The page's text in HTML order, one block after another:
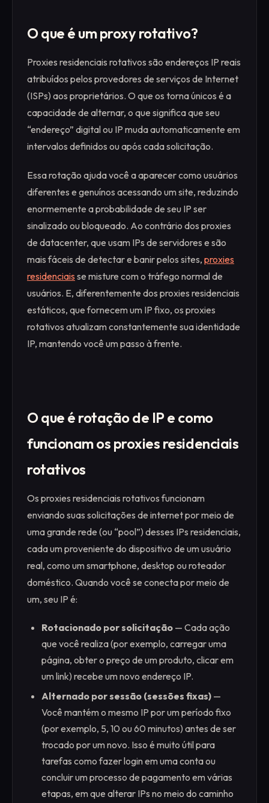
O que é um proxy rotativo?
Proxies residenciais rotativos são endereços IP reais
atribuídos pelos provedores de serviços de Internet
(ISPs) aos proprietários. O que os torna únicos é a
capacidade de alternar, o que significa que seu
“endereço” digital ou IP muda automaticamente em
intervalos definidos ou após cada solicitação.
Essa rotação ajuda você a aparecer como usuários
diferentes e genuínos acessando um site, reduzindo
enormemente a probabilidade de seu IP ser
sinalizado ou bloqueado. Ao contrário dos proxies
de datacenter, que usam IPs de servidores e são
mais fáceis de detectar e banir pelos sites, proxies
residenciaisse misture com o tráfego normal de
usuários. E, diferentemente dos proxies residenciais
estáticos, que fornecem um IP fixo, os proxies
rotativos atualizam constantemente sua identidade
IP, mantendo você um passo à frente.
O que é rotação de IP e como
funcionam os proxies residenciais
rotativos
Os proxies residenciais rotativos funcionam
enviando suas solicitações de internet por meio de
uma grande rede (ou “pool”) desses IPs residenciais,
cada um proveniente do dispositivo de um usuário
real, como um smartphone, desktop ou roteador
doméstico. Quando você se conecta por meio de
um, seu IP é:
Rotacionado por solicitação — Cada ação
que você realiza (por exemplo, carregar uma
página, obter o preço de um produto, clicar em
um link) recebe um novo endereço IP.
Alternado por sessão (sessões fixas) —
Você mantém o mesmo IP por um período fixo
(por exemplo, 5, 10 ou 60 minutos) antes de ser
trocado por um novo. Isso é muito útil para
tarefas como fazer login em uma conta ou
concluir um processo de pagamento em várias
etapas, em que alterar IPs no meio do caminho